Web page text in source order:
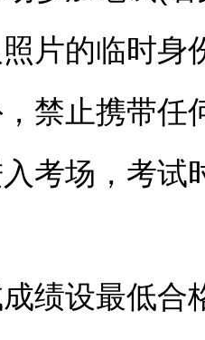
片的临时身
禁止携带任
考场，考试
设最低合